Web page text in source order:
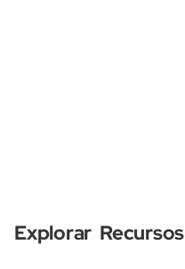
Explorar Recursos